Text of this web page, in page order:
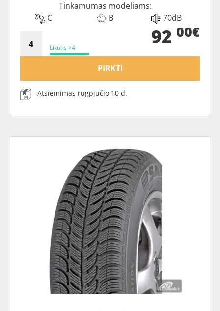
Tinkamumas modeliams:
C
B 70dB
Likutis >4 92 00€
PIRKTI
Atsiėmimas rugpjūčio 10 d.